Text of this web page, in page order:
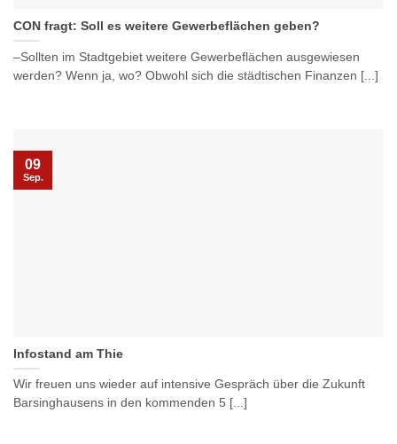
CON fragt: Soll es weitere Gewerbeflächen geben?
–Sollten im Stadtgebiet weitere Gewerbeflächen ausgewiesen
werden? Wenn ja, wo? Obwohl sich die städtischen Finanzen [...]
Infostand am Thie
Wir freuen uns wieder auf intensive Gespräch über die Zukunft
Barsinghausens in den kommenden 5 [...]
09
Sep.